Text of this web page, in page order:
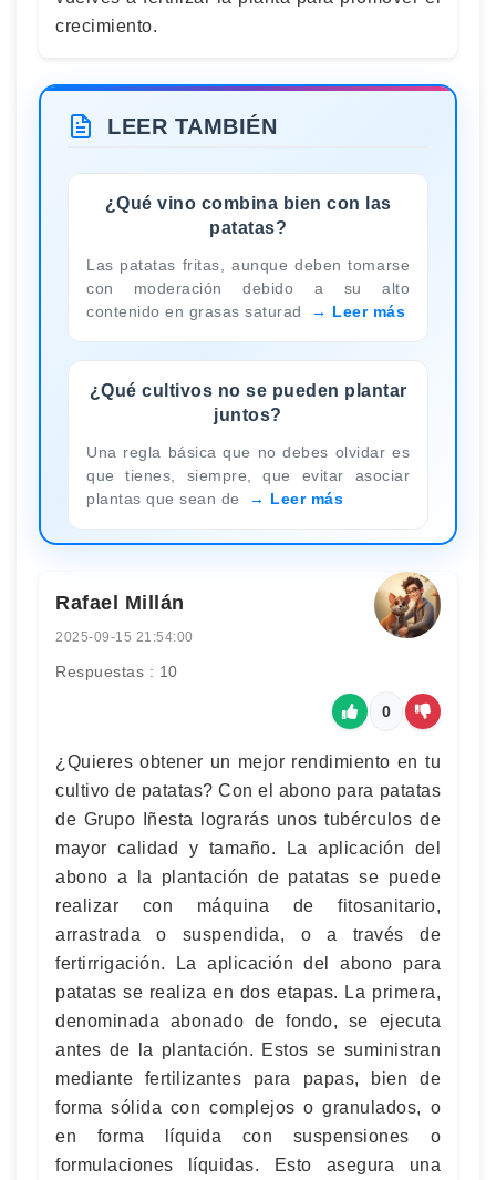
crecimiento.
LEER TAMBIÉN
¿Qué vino combina bien con las
patatas?
Las patatas fritas, aunque deben tomarse
con moderación debido a su alto
contenido en grasas saturad
Leer más
¿Qué cultivos no se pueden plantar
juntos?
Una regla básica que no debes olvidar es
que tienes, siempre, que evitar asociar
plantas que sean de
Leer más
Rafael Millán
2025-09-15 21:54:00
Respuestas : 10
0
¿Quieres obtener un mejor rendimiento en tu
cultivo de patatas? Con el abono para patatas
de Grupo Iñesta lograrás unos tubérculos de
mayor calidad y tamaño. La aplicación del
abono a la plantación de patatas se puede
realizar con máquina de fitosanitario,
arrastrada o suspendida, o a través de
fertirrigación. La aplicación del abono para
patatas se realiza en dos etapas. La primera,
denominada abonado de fondo, se ejecuta
antes de la plantación. Estos se suministran
mediante fertilizantes para papas, bien de
forma sólida con complejos o granulados, o
en forma líquida con suspensiones o
formulaciones líquidas. Esto asegura una